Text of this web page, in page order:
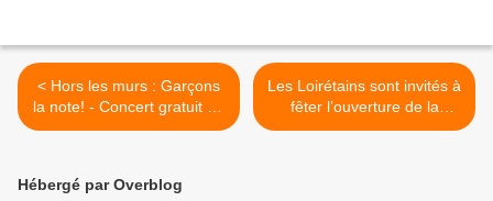
< Hors les murs : Garçons
la note! - Concert gratuit en
déambulation au centre-
Les Loirétains sont invités à
fêter l’ouverture de la
baignade le 4 juillet à
Hébergé par Overblog